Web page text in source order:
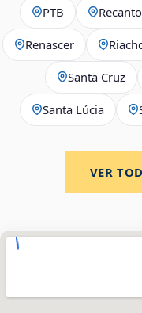
PTB
Renascer
Santa Cruz
Santa Lúcia
VER